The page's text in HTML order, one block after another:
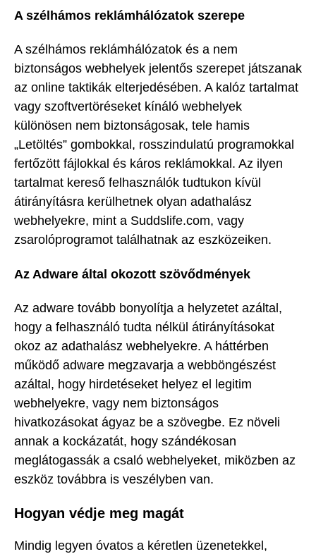
A szélhámos reklámhálózatok szerepe
A szélhámos reklámhálózatok és a nem
biztonságos webhelyek jelentős szerepet játszanak
az online taktikák elterjedésében. A kalóz tartalmat
vagy szoftvertöréseket kínáló webhelyek
különösen nem biztonságosak, tele hamis
„Letöltés” gombokkal, rosszindulatú programokkal
fertőzött fájlokkal és káros reklámokkal. Az ilyen
tartalmat kereső felhasználók tudtukon kívül
átirányításra kerülhetnek olyan adathalász
webhelyekre, mint a Suddslife.com, vagy
zsarolóprogramot találhatnak az eszközeiken.
Az Adware által okozott szövődmények
Az adware tovább bonyolítja a helyzetet azáltal,
hogy a felhasználó tudta nélkül átirányításokat
okoz az adathalász webhelyekre. A háttérben
működő adware megzavarja a webböngészést
azáltal, hogy hirdetéseket helyez el legitim
webhelyekre, vagy nem biztonságos
hivatkozásokat ágyaz be a szövegbe. Ez növeli
annak a kockázatát, hogy szándékosan
meglátogassák a csaló webhelyeket, miközben az
eszköz továbbra is veszélyben van.
Hogyan védje meg magát
Mindig legyen óvatos a kéretlen üzenetekkel,